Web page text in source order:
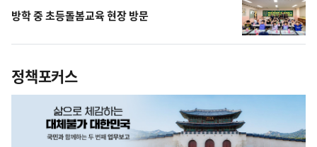
방학 중 초등돌봄교육 현장 방문
정책포커스